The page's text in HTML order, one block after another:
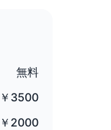
無料
￥3500
￥2000